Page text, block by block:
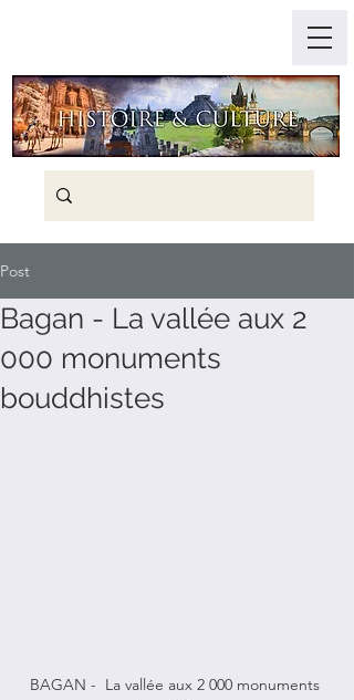
Post
Bagan - La vallée aux 2
000 monuments
bouddhistes
BAGAN -  La vallée aux 2 000 monuments